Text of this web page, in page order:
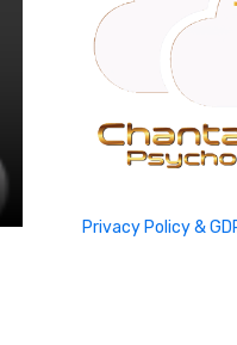
Privacy Policy &